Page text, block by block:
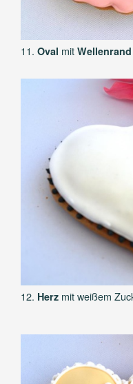
11. Oval mit Wellenrand
12. Herz mit weißem